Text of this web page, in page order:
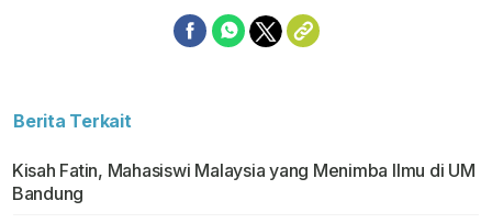
Berita Terkait
Kisah Fatin, Mahasiswi Malaysia yang Menimba Ilmu di UM
Bandung